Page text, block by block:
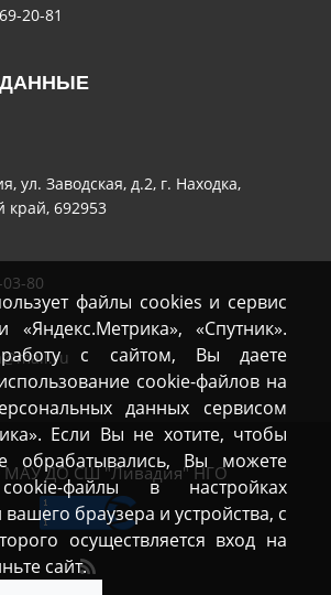
файлы cookies и сервис
«Яндекс.Метрика», «Спутник».
с сайтом, Вы даете
cookie-файлов на
данных сервисом
Если Вы не хотите, чтобы
обрабатывались, Вы можете
файлы в настройках
браузера и устройства, с
осуществляется вход на
сайт.
20-81
ул. Заводская, д.2, г. Находка,
край, 692953
80
МАУ ДО СШ "Ливадия" НГО